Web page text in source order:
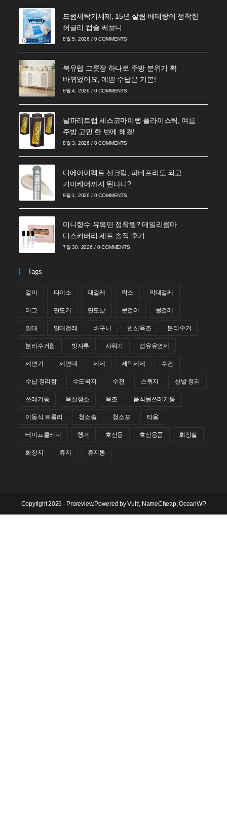
드럼세탁기세제, 15년 살림 베테랑이 정착한
허글리 캡슐 써보니
8월 5, 2026 / 0 COMMENTS
북유럽 그릇장 하나로 주방 분위기 확
바뀌었어요, 예쁜 수납은 기본!
8월 4, 2026 / 0 COMMENTS
날파리트랩 세스코마이랩 플라이스틱, 여름
주방 고민 한 번에 해결!
8월 3, 2026 / 0 COMMENTS
디에이이펙트 선크림, 파데프리도 되고
기미케어까지 된다니?
8월 1, 2026 / 0 COMMENTS
미니향수 유목민 정착템? 데일리콤마
디스커버리 세트 솔직 후기
7월 30, 2026 / 0 COMMENTS
Tags
걸이 다이소 대걸레 락스 막대걸레
머그 면도기 면도날 문걸이 물걸레
밀대 밀대걸레 바구니 반신욕조 분리수거
분리수거함 빗자루 샤워기 섬유유연제
세면기 세면대 세제 세탁세제 수건
수납 정리함 수도꼭지 수전 스퀴지 신발 정리
쓰레기통 욕실청소 욕조 음식물쓰레기통
이동식 트롤리 청소솔 청소포 타올
테이프클리너 행거 호신용 호신용품 화장실
화장지 휴지 휴지통
Copyright 2026 - Proreview.Powered byVultr, NameCheap, OceanWP